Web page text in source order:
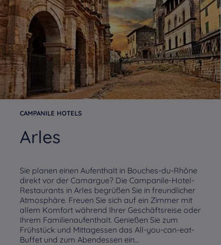
CAMPANILE HOTELS
Arles
Sie planen einen Aufenthalt in Bouches-du-Rhône
direkt vor der Camargue? Die Campanile-Hotel-
Restaurants in Arles begrüßen Sie in freundlicher
Atmosphäre. Freuen Sie sich auf ein Zimmer mit
allem Komfort während Ihrer Geschäftsreise oder
Ihrem Familienaufenthalt. Genießen Sie zum
Frühstück und Mittagessen das All-you-can-eat-
Buffet und zum Abendessen ein...